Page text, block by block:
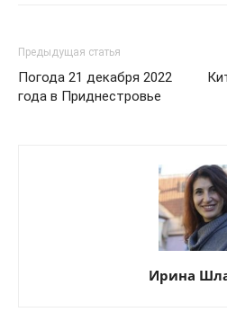
Предыдущая статья
Погода 21 декабря 2022
года в Приднестровье
Ирина